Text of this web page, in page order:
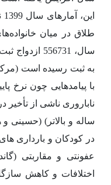
طلاق در میان
در کودکان و بارداری
عفونتی و مقاربتی
اختلافات و کاهش